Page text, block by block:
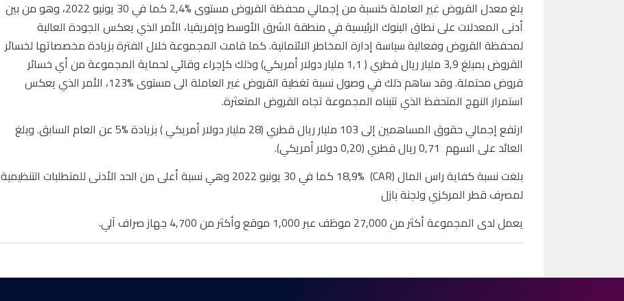
بلغ معدل القروض غير العاملة كنسبة من إجمالي محفظة القروض مستوى %2,4 كما في 30 يونيو 2022، وهو من بين
أدنى المعدلات على نطاق البنوك الرئيسية في منطقة الشرق الأوسط وإفريقيا، الأمر الذي يعكس الجودة العالية
لمحفظة القروض وفعالية سياسة إدارة المخاطر الائتمانية. كما قامت المجموعة خلال الفترة بزيادة مخصصاتها لخسائر
القروض بمبلغ 3,9 مليار ريال قطري ( 1,1 مليار دولار أمريكي) وذلك كإجراء وقائي لحماية المجموعة من أي خسائر
قروض محتملة. وقد ساهم ذلك في وصول نسبة تغطية القروض غير العاملة الى مستوى %123، الأمر الذي يعكس
استمرار النهج المتحفظ الذي تتبناه المجموعة تجاه القروض المتعثرة.
ارتفع إجمالي حقوق المساهمين إلى 103 مليار ريال قطري (28 مليار دولار أمريكي ) بزيادة %5 عن العام السابق. وبلغ
العائد على السهم 0,71 ريال قطري (0,20 دولار أمريكي).
بلغت نسبة كفاية راس المال (CAR) 18,9% كما في 30 يونيو 2022 وهي نسبة أعلى من الحد الأدنى للمتطلبات التنظيمية
لمصرف قطر المركزي ولجنة بازل
يعمل لدى المجموعة أكثر من 27,000 موظف عبر 1,000 موقع وأكثر من 4,700 جهاز صراف آلي.